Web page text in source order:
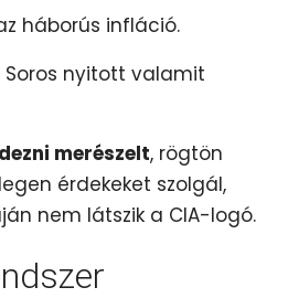
háborús infláció.
Soros nyitott valamit
merészelt, rögtön
érdekeket szolgál,
nem látszik a CIA-logó.